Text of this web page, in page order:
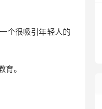
个很吸引年轻人的
。